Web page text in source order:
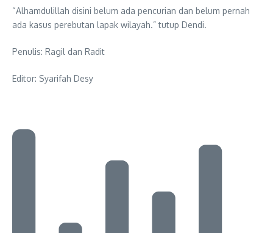
“Alhamdulillah disini belum ada pencurian dan belum pernah
ada kasus perebutan lapak wilayah.” tutup Dendi.
Penulis: Ragil dan Radit
Editor: Syarifah Desy